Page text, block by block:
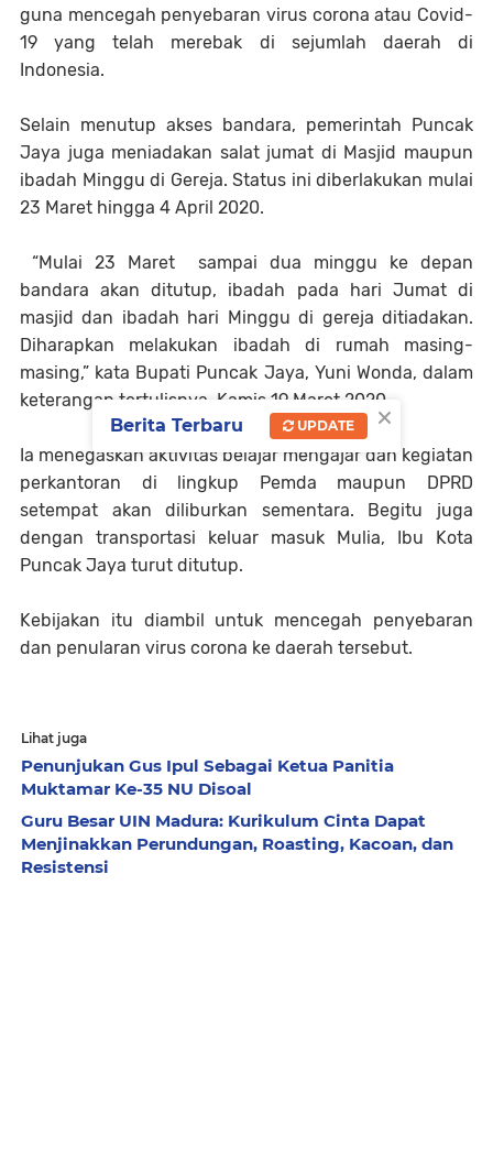
guna mencegah penyebaran virus corona atau Covid-
19 yang telah merebak di sejumlah daerah di
Indonesia.
Selain menutup akses bandara, pemerintah Puncak
Jaya juga meniadakan salat jumat di Masjid maupun
ibadah Minggu di Gereja. Status ini diberlakukan mulai
23 Maret hingga 4 April 2020.
“Mulai 23 Maret sampai dua minggu ke depan
bandara akan ditutup, ibadah pada hari Jumat di
masjid dan ibadah hari Minggu di gereja ditiadakan.
Diharapkan melakukan ibadah di rumah masing-
masing,” kata Bupati Puncak Jaya, Yuni Wonda, dalam
keterangan tertulisnya, Kamis 19 Maret 2020.
Ia menegaskan aktivitas belajar mengajar dan kegiatan
perkantoran di lingkup Pemda maupun DPRD
setempat akan diliburkan sementara. Begitu juga
dengan transportasi keluar masuk Mulia, Ibu Kota
Puncak Jaya turut ditutup.
Kebijakan itu diambil untuk mencegah penyebaran
dan penularan virus corona ke daerah tersebut.
Lihat juga
Penunjukan Gus Ipul Sebagai Ketua Panitia
Muktamar Ke-35 NU Disoal
Guru Besar UIN Madura: Kurikulum Cinta Dapat
Menjinakkan Perundungan, Roasting, Kacoan, dan
Resistensi
×
Berita Terbaru UPDATE